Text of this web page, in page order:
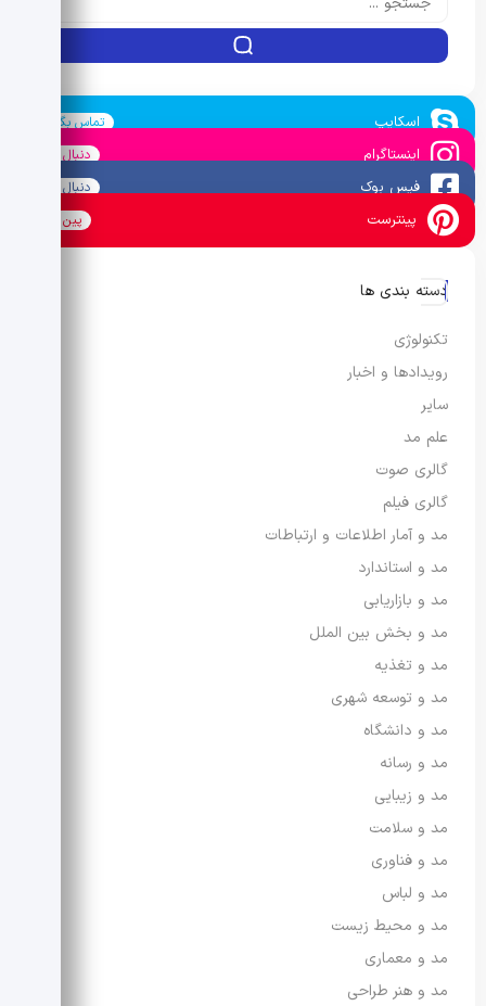
اسکایپ تماس بگیرید
اینستاگرام دنبال کنید
فیس بوک دنبال کنید
پینترست پین کنید
دسته بندی ها
تکنولوژی
رویدادها و اخبار
سایر
علم مد
گالری صوت
گالری فیلم
مد و آمار اطلاعات و ارتباطات
مد و استاندارد
مد و بازاریابی
مد و بخش بین الملل
مد و تغذیه
مد و توسعه شهری
مد و دانشگاه
مد و رسانه
مد و زیبایی
مد و سلامت
مد و فناوری
مد و لباس
مد و محیط زیست
مد و معماری
مد و هنر طراحی